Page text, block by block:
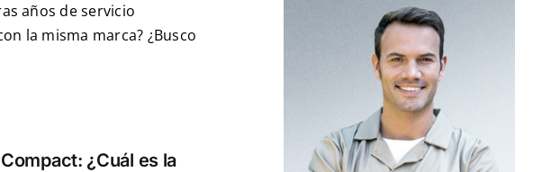
años de servicio
la misma marca? ¿Busco
¿Cuál es la